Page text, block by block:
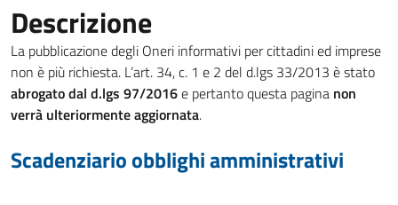
Descrizione
La pubblicazione degli Oneri informativi per cittadini ed imprese
non è più richiesta. L’art. 34, c. 1 e 2 del d.lgs 33/2013 è stato
abrogato dal d.lgs 97/2016e pertanto questa pagina non
verrà ulteriormente aggiornata.
Scadenziario obblighi amministrativi